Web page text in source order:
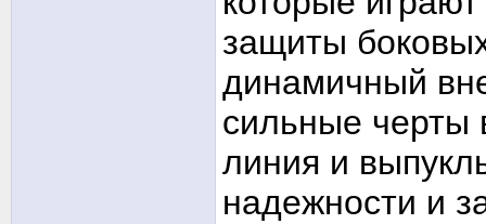
защиты
динамичный
сильные черты
линия и
надежности и